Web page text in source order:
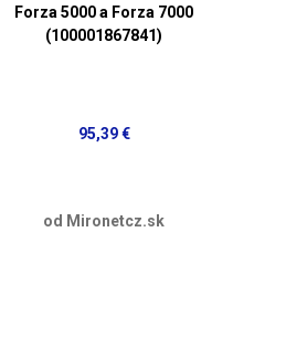
Forza 5000 a Forza 7000
(100001867841)
95,39 €
od Mironetcz.sk